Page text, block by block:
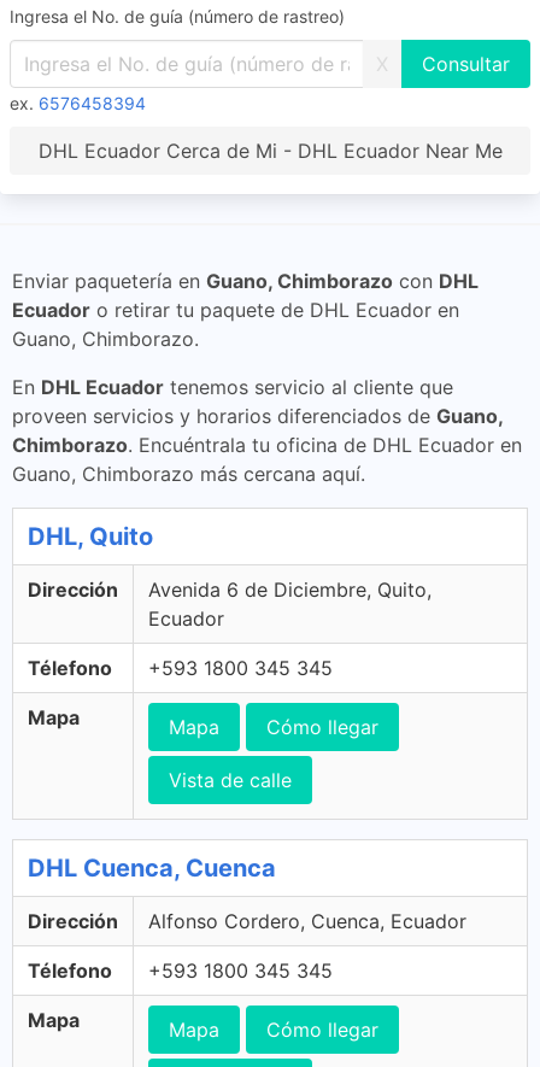
Ingresa el No. de guía (número de rastreo)
X
ex. 6576458394
DHL Ecuador Cerca de Mi - DHL Ecuador Near Me
Enviar paquetería en Guano, Chimborazo con DHL
Ecuador o retirar tu paquete de DHL Ecuador en
Guano, Chimborazo.
En DHL Ecuador tenemos servicio al cliente que
proveen servicios y horarios diferenciados de Guano,
Chimborazo. Encuéntrala tu oficina de DHL Ecuador en
Guano, Chimborazo más cercana aquí.
DHL, Quito
Dirección
Avenida 6 de Diciembre, Quito,
Ecuador
Télefono +593 1800 345 345
Mapa Mapa Cómo llegar
Vista de calle
DHL Cuenca, Cuenca
Dirección Alfonso Cordero, Cuenca, Ecuador
Télefono +593 1800 345 345
Mapa Mapa Cómo llegar